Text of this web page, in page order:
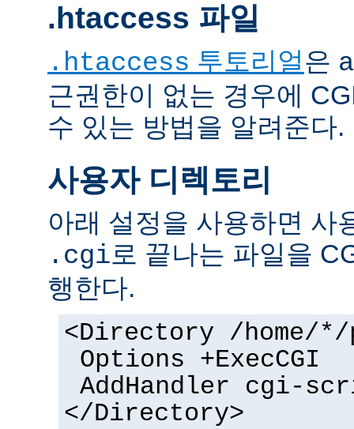
.htaccess 파일
.htaccess 투토리얼은
근권한이 없는 경우에
수 있는 방법을 알려준다.
사용자 디렉토리
아래 설정을 사용하면 사
.cgi로 끝나는 파일을
행한다.
<Directory /home/
Options +ExecCGI
AddHandler cgi-
</Directory>